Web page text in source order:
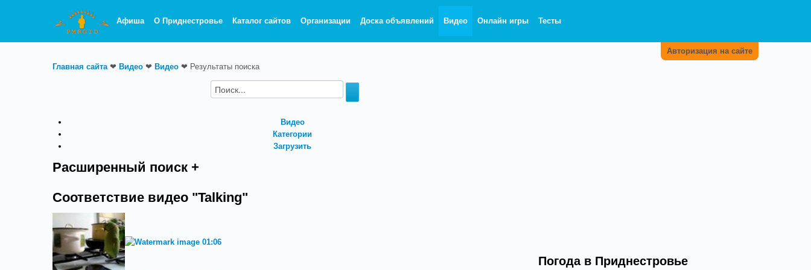
Афиша О Приднестровье Каталог сайтов Организации Доска объявлений Видео Онлайн игры Тесты
Авторизация на сайте
Главная сайта❤ Видео ❤ Видео ❤ Результаты поиска
Видео
Категории
Загрузить
Расширенный поиск +
Соответствие видео "Talking"
01:06
Погода в Приднестровье